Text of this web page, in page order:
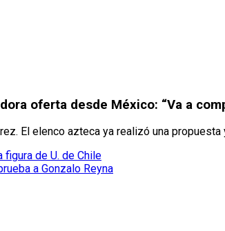
oferta desde México: “Va a
El elenco azteca ya realizó una
figura de U. de Chile
a Gonzalo Reyna